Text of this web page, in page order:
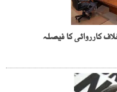
کارروائی کا فیصلہ